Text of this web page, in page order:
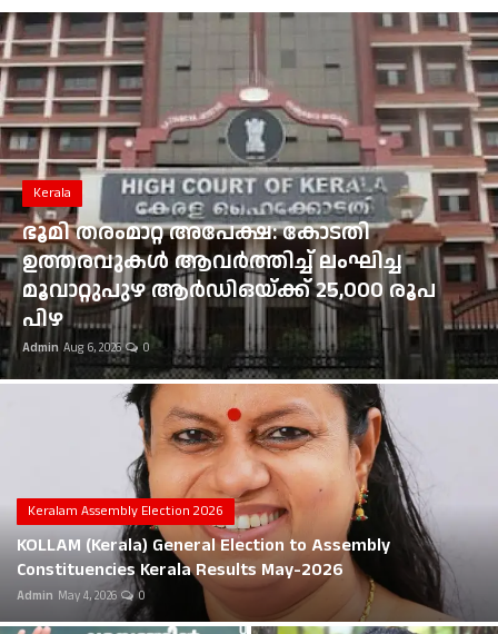
Entertainment
Sports
Food
Gulf News
Loksabha Election 2024
Technology
Health
Jobs Mall
Career
Education
Business
Kerala
ഭൂമി തരംമാറ്റ അപേക്ഷ: കോടതി
ഉത്തരവുകൾ ആവർത്തിച്ച് ലംഘിച്ച
മൂവാറ്റുപുഴ ആർഡിഒയ്ക്ക് 25,000 രൂപ
പിഴ
Admin Aug 6, 2026 0
Keralam Assembly Election 2026
KOLLAM (Kerala) General Election to Assembly
Constituencies Kerala Results May-2026
Admin May 4, 2026 0